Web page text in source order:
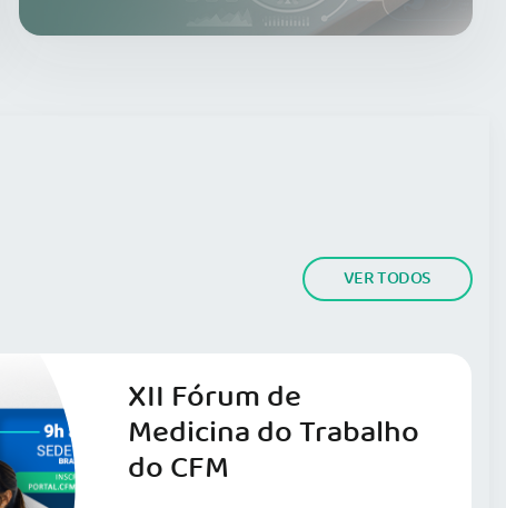
VER TODOS
XII Fórum de
Medicina do Trabalho
do CFM